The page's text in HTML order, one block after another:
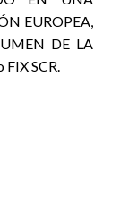
EUROPEA,
DE LA
SCR.